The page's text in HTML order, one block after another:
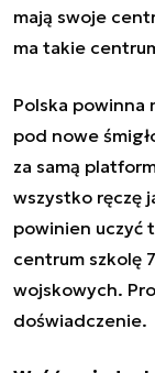
mają swoje
ma takie
Polska powinna
pod nowe
za samą
wszystko ręczę
powinien uczyć
centrum szkolę
wojskowych.
doświadczenie.